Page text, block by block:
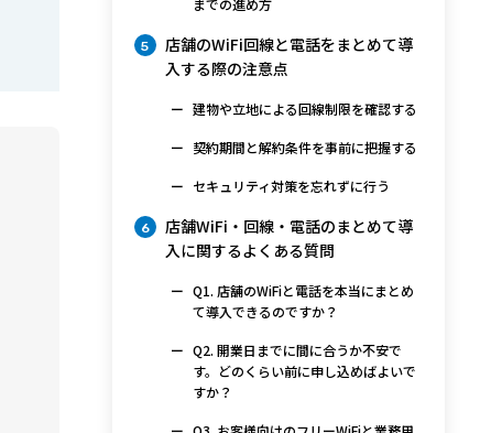
5
店舗のWiFi回線と電話をまとめて導
入する際の注意点
建物や立地による回線制限を確認する
契約期間と解約条件を事前に把握する
セキュリティ対策を忘れずに行う
6
店舗WiFi・回線・電話のまとめて導
入に関するよくある質問
Q1. 店舗のWiFiと電話を本当にまとめ
て導入できるのですか？
Q2. 開業日までに間に合うか不安で
す。どのくらい前に申し込めばよいで
すか？